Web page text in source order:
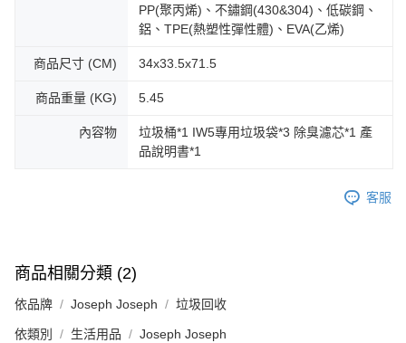
PP(聚丙烯)、不鏽鋼(430&304)、低碳鋼、
鋁、TPE(熱塑性彈性體)、EVA(乙烯)
商品尺寸 (CM) 34x33.5x71.5
商品重量 (KG) 5.45
內容物
垃圾桶*1 IW5專用垃圾袋*3 除臭濾芯*1 產
品說明書*1
客服
商品相關分類 (2)
依品牌 Joseph Joseph 垃圾回收
依類別 生活用品 Joseph Joseph